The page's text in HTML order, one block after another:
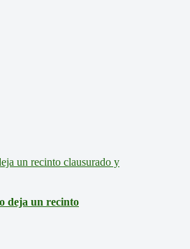
deja un recinto